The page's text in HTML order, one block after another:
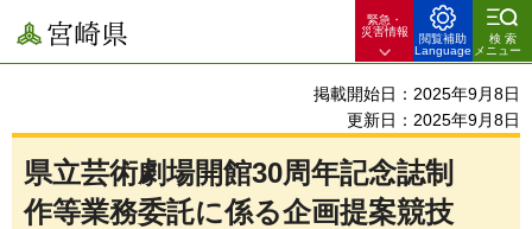
宮崎県
緊急・
災害情報
閲覧補助
Language
検索
メニュー
掲載開始日：2025年9月8日
更新日：2025年9月8日
県立芸術劇場開館30周年記念誌制
作等業務委託に係る企画提案競技